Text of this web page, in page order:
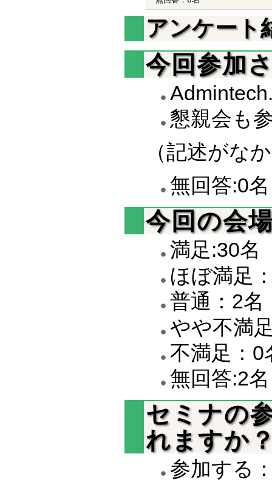
アンケート
今回参加
懇親会も
（記述がな
無回答:0名
今回の会
満足:30名
ほぼ満足
普通：2名
やや不満
不満足：0
無回答:2名
セミナの
れますか
参加する